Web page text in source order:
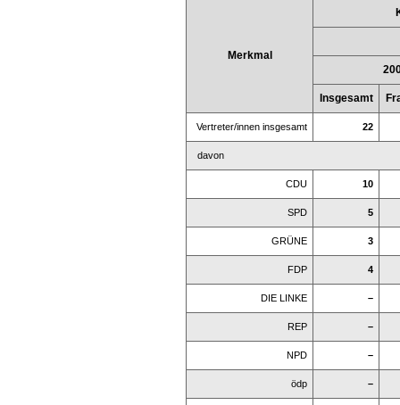
Merkmal
Insgesamt
Vertreter/innen insgesamt 22
davon
CDU 10
SPD 5
GRÜNE 3
FDP 4
DIE LINKE –
REP –
NPD –
ödp –